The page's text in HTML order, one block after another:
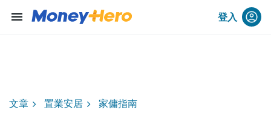
menu 登入
文章 置業安居 家傭指南